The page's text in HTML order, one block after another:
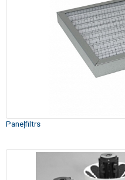
Paneļfiltrs